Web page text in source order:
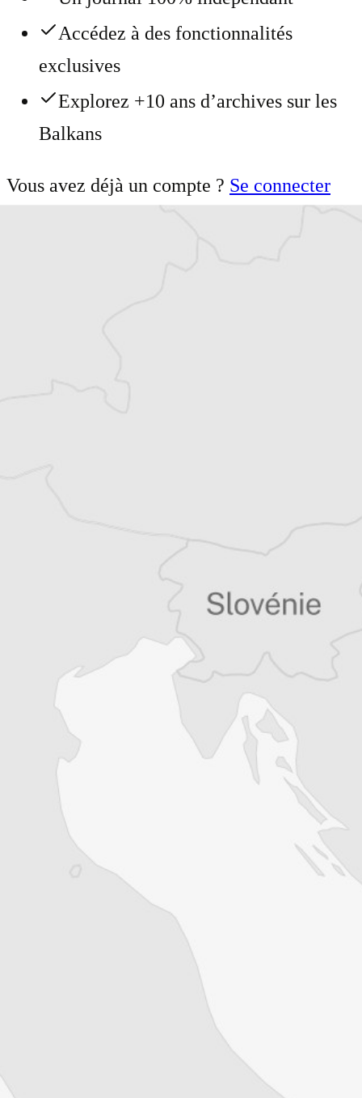
Accédez à des fonctionnalités
exclusives
Explorez +10 ans d’archives sur les
Balkans
Vous avez déjà un compte ? Se connecter